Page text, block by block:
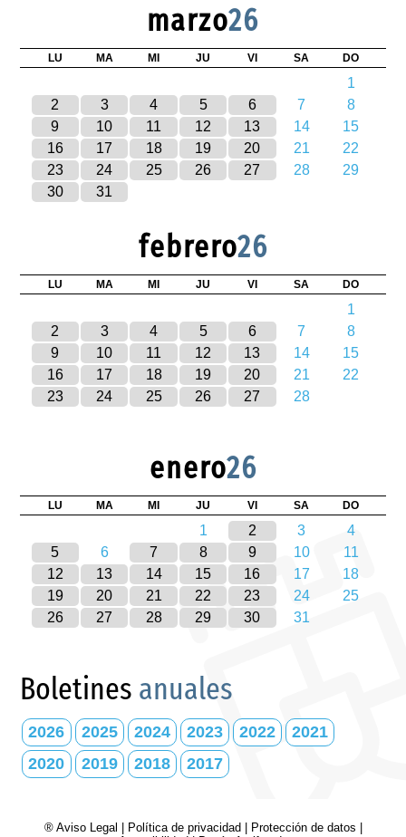
marzo26
LU MA MI JU VI SA DO
1
2
3 4 5 6 7
8
9
10 11 12 13 14
15
16
17 18 19 20 21
22
23
24 25 26 27 28
29
30
31
febrero26
LU MA MI JU VI SA DO
1
2
3 4 5 6 7
8
9
10 11 12 13 14
15
16
17 18 19 20 21
22
23
24 25 26 27 28
enero26
LU MA MI JU VI SA DO
1 2 3
4
5
6 7 8 9 10
11
12
13 14 15 16 17
18
19
20 21 22 23 24
25
26
27 28 29 30 31
Boletines anuales
2026 2025 2024 2023 2022
2021
2020
2019 2018 2017
® Aviso Legal Política de privacidad Protección de datos